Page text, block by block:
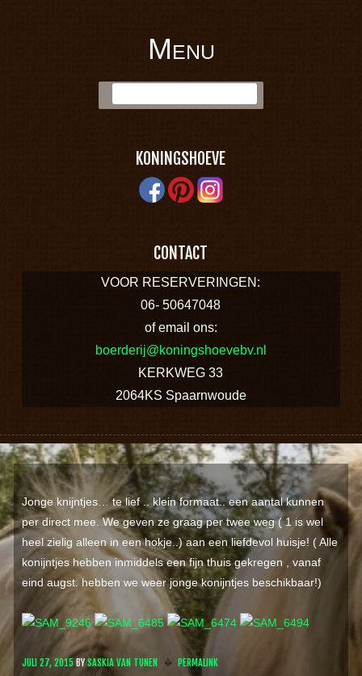
BOERDERIJ
KONINGSHOEVE
Menu
KONINGSHOEVE
CONTACT
VOOR RESERVERINGEN:
06- 50647048
of email ons:
boerderij@koningshoevebv.nl
KERKWEG 33
2064KS Spaarnwoude
Jonge knijntjes… te lief .. klein formaat.. een aantal kunnen
per direct mee. We geven ze graag per twee weg ( 1 is wel
heel zielig alleen in een hokje..) aan een liefdevol huisje! ( Alle
konijntjes hebben inmiddels een fijn thuis gekregen , vanaf
eind augst. hebben we weer jonge konijntjes beschikbaar!)
JULI 27, 2015BY SASKIA VAN TUNEN PERMALINK